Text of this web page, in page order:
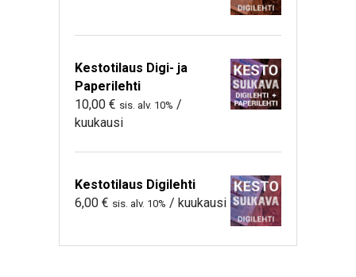
Kestotilaus Digi- ja
Paperilehti
10,00 € sis. alv. 10% /
kuukausi
Kestotilaus Digilehti
6,00 € sis. alv. 10% / kuukausi